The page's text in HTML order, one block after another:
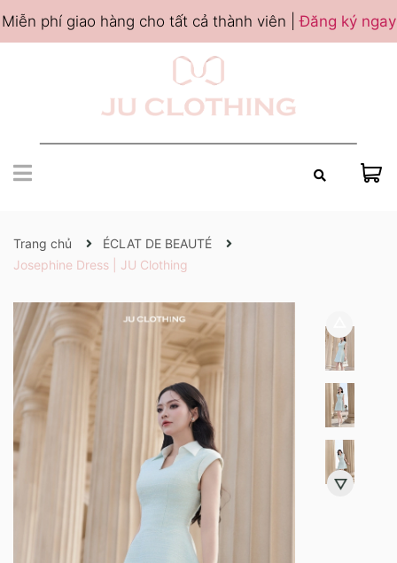
Miễn phí giao hàng cho tất cả thành viên |Đăng ký ngay
Trang chủ
ÉCLAT DE BEAUTÉ
Josephine Dress | JU Clothing